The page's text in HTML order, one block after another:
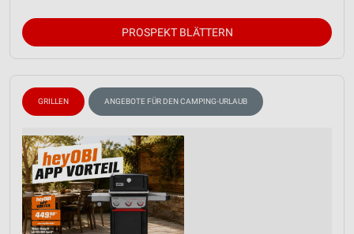
PROSPEKT BLÄTTERN
GRILLEN ANGEBOTE FÜR DEN CAMPING-URLAUB